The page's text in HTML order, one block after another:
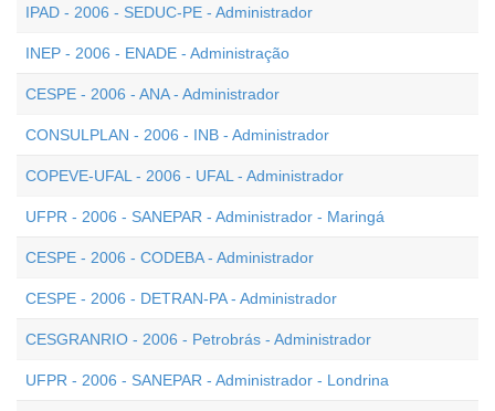
IPAD - 2006 - SEDUC-PE - Administrador
INEP - 2006 - ENADE - Administração
CESPE - 2006 - ANA - Administrador
CONSULPLAN - 2006 - INB - Administrador
COPEVE-UFAL - 2006 - UFAL - Administrador
UFPR - 2006 - SANEPAR - Administrador - Maringá
CESPE - 2006 - CODEBA - Administrador
CESPE - 2006 - DETRAN-PA - Administrador
CESGRANRIO - 2006 - Petrobrás - Administrador
UFPR - 2006 - SANEPAR - Administrador - Londrina